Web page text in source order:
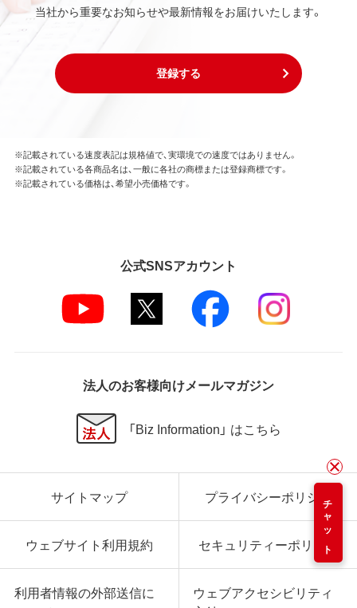
当社から重要なお知らせや最新情報をお届けいたします。
登録する
チャット
※記載されている速度表記は規格値で、実環境での速度ではありません。
※記載されている各商品名は、一般に各社の商標または登録商標です。
※記載されている価格は、希望小売価格です。
公式SNSアカウント
法人のお客様向けメールマガジン
「Biz Information」 はこちら
サイトマップ プライバシーポリシー
ウェブサイト利用規約 セキュリティーポリシー
利用者情報の外部送信に
ウェブアクセシビリティ